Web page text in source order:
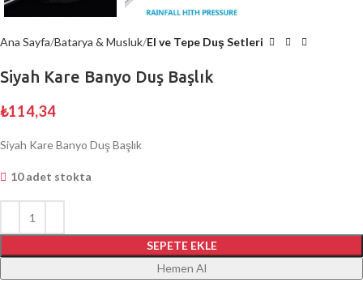
Ana Sayfa Batarya & Musluk El ve Tepe Duş Setleri
Siyah Kare Banyo Duş Başlık
₺114,34
Siyah Kare Banyo Duş Başlık
10 adet stokta
SEPETE EKLE
Hemen Al